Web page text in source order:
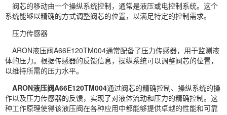
阀芯的移动由一个操纵系统控制，通常是液压或电控制系统。这个
系统能够以精确的方式调整阀芯的位置，以满足特定的控制需求。
压力传感器
ARON液压阀A66E120TM004通常配备了压力传感器，用于监测液
体的压力。根据传感器的反馈信息，操纵系统可以调整阀芯的位置，
以维持所需的压力水平。
ARON液压阀A66E120TM004通过阀芯的精确控制、操纵系统的操
作以及压力传感器的反馈，实现了对液体流动和压力的精确控制。这
种工作原理使得该液压阀在各种应用中都能够提供卓越的性能和可靠